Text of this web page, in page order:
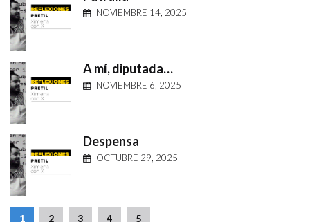
NOVIEMBRE 14, 2025
A mí, diputada…
NOVIEMBRE 6, 2025
Despensa
OCTUBRE 29, 2025
1 2 3 4 5